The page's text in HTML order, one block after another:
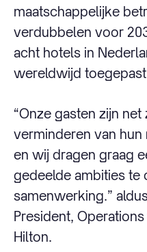
maatschappelijke
verdubbelen voor
acht hotels in
wereldwijd
“Onze gasten zijn
verminderen van
en wij dragen graag
gedeelde ambities te
samenwerking.”
President,
Hilton.